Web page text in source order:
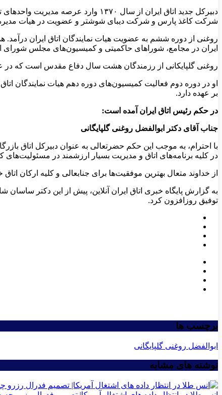
دبیرکل جدید اتاق ایران از سال
شرکت کاغذ پارس و شرکت دیبای شوشتر و عضویت در هیات
روغنی از دوره ششم به عضویت هیات نمایندگان اتاق ایران
ایران در مجامع، شوراهای حاکمیتی و کمیسیون‌های مجلس شورای اسلامی، مشاور رئیس اتاق ایران و ۳۰ سال فعالیت در
روغنی گلپایکانی از رزمندگان هشت سال دفاع مقدس است که در
او در دوره دوم فعالیت کمیسیون‌های دوره دهم هیات نمایندگان
بر عهده دارد.
در حکم رئیس اتاق ایران آمده است:
جناب آقای دکتر ابوالفضل روغنی گلپایگانی
با احترام، به موجب این حکم حضرتعالی به عنوان دبیرکل اتاق
در کلیه برنامه‌های اتاق و مدیریت بسیار ارزشمند در مسئولیت‌های
از خداوند متعال بهترین موفقیت‌ها برای جنابعالی و کلیه ارکان اتاق
به گزارش پایگاه خبری اتاق ایران آنلاین، پیش از این دکتر
توفیق روزافزون کرد.
برچسب ها
ابوالفضل روغنی گلپایگانی
نوشته های مشابه